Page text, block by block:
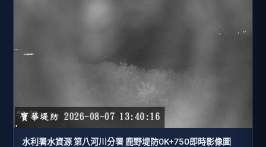
水利署水資源 第八河川分署 鹿野堤防0K+750即時影像圖